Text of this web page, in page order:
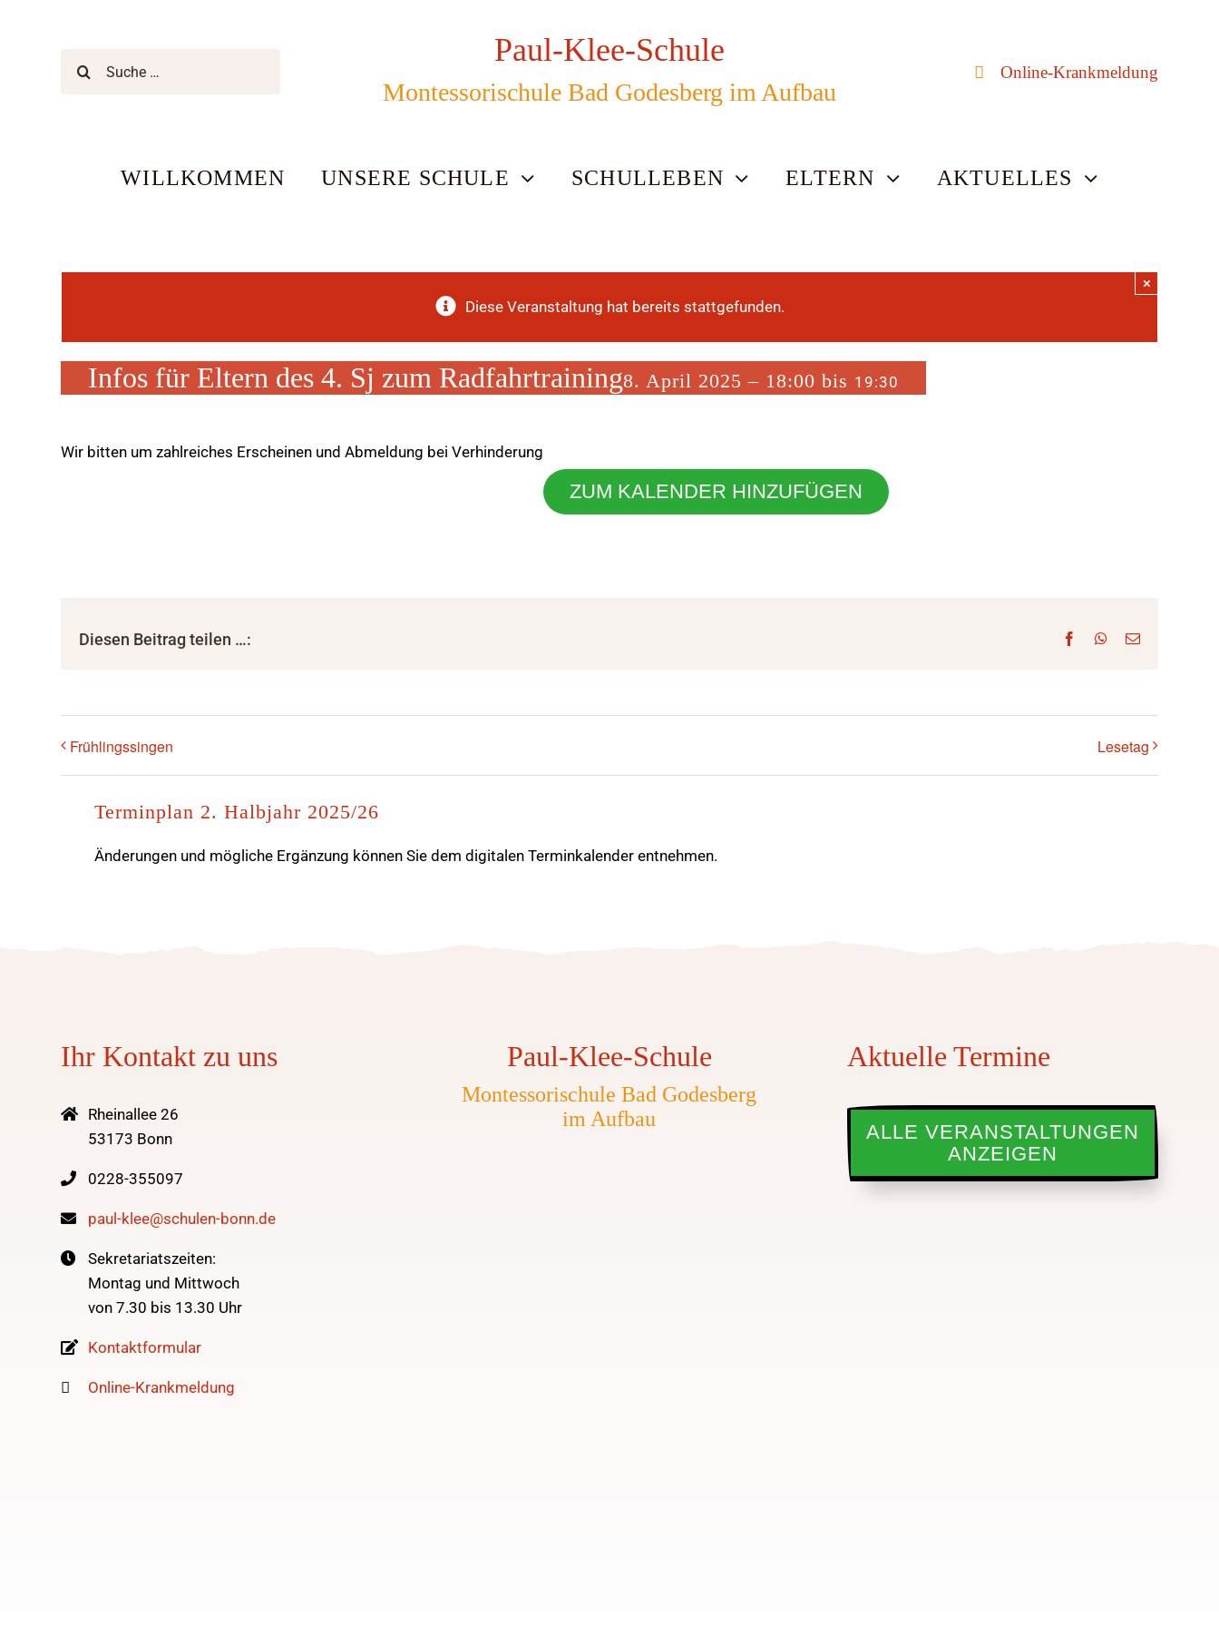
nach:
Paul-Klee-Schule
Montessorischule Bad Godesberg im Aufbau
Online-Krankmeldung
WILLKOMMEN UNSERE SCHULE SCHULLEBEN ELTERN AKTUELLES
Diese Veranstaltung hat bereits stattgefunden.
×
Infos für Eltern des 4. Sj zum Radfahrtraining8. April 2025 – 18:00 bis 19:30
Wir bitten um zahlreiches Erscheinen und Abmeldung bei Verhinderung
ZUM KALENDER HINZUFÜGEN
Diesen Beitrag teilen …: FacebookWhatsApp
E-
Frühlingssingen Lesetag
Terminplan 2. Halbjahr 2025/26
Änderungen und mögliche Ergänzung können Sie dem digitalen Terminkalender entnehmen.
Ihr Kontakt zu uns
Rheinallee 26
53173 Bonn
0228-355097
paul-klee@schulen-bonn.de
Sekretariatszeiten:
Montag und Mittwoch
von 7.30 bis 13.30 Uhr
Kontaktformular
Online-Krankmeldung
Paul-Klee-Schule
Montessorischule Bad Godesberg
im Aufbau
Aktuelle Termine
ALLE VERANSTALTUNGEN
ANZEIGEN